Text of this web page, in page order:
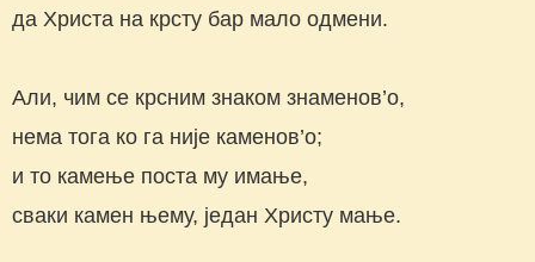
да Христа на крсту бар мало одмени.
Али, чим се крсним знаком знаменов’о,
нема тога ко га није каменов’о;
и то камење поста му имање,
сваки камен њему, један Христу мање.